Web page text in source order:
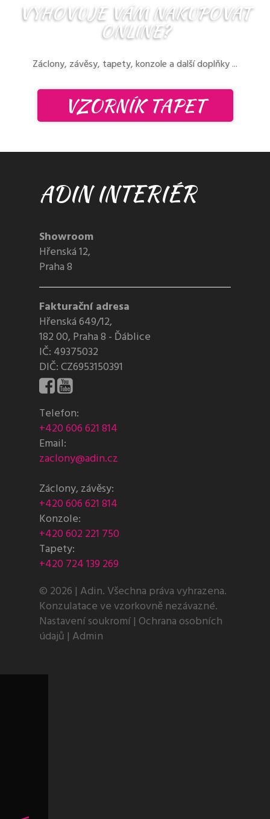
VYHOVUJE VÁM NAKUPOVAT
ONLINE?
Záclony, závěsy, tapety, konzole a další doplňky ...
VZORNÍK TAPET
ADIN INTERIÉR
Showroom
Hřenská 12,
Praha 8
Fakturační adresa
Hřenská 649/12,
182 00, Praha 8 - Ďáblice
IČ: 49375032
DIČ: CZ6953150391
Telefon:
+420 606 621 814
Email:
zaclony@adin.cz
Záclony, závěsy:
+420 606 621 814
Konzole:
+420 602 221 750
Tapety:
+420 724 139 269
© 2026 | Adin. Všechna práva vyhrazena.
Konzulatace ve vzorkovně nezávazné.
Nastavení soukromí | Ochrana osobních
údajů | Admin